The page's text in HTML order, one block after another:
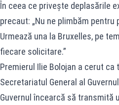
În ceea ce privește deplasările
precaut: „Nu ne plimbăm
Urmează una la Bruxelles, pe
fiecare solicitare.”
Premierul Ilie Bolojan a cerut
Secretariatul General al
Guvernul încearcă să transmită